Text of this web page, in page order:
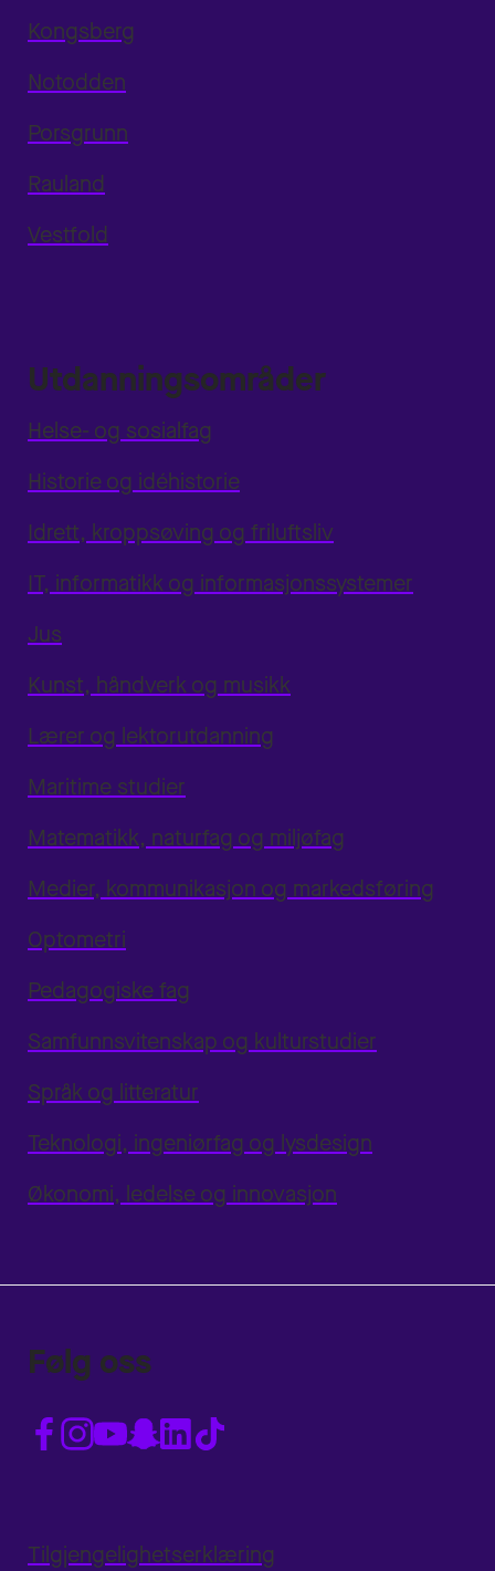
Kongsberg
Notodden
Porsgrunn
Rauland
Vestfold
Utdanningsområder
Helse- og sosialfag
Historie og idéhistorie
Idrett, kroppsøving og friluftsliv
IT, informatikk og informasjonssystemer
Jus
Kunst, håndverk og musikk
Lærer og lektorutdanning
Maritime studier
Matematikk, naturfag og miljøfag
Medier, kommunikasjon og markedsføring
Optometri
Pedagogiske fag
Samfunnsvitenskap og kulturstudier
Språk og litteratur
Teknologi, ingeniørfag og lysdesign
Økonomi, ledelse og innovasjon
Følg oss
Tilgjengelighetserklæring